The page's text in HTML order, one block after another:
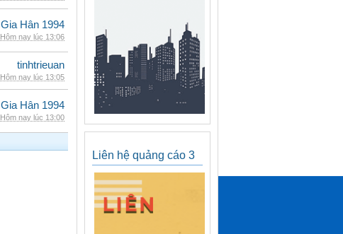
Gia Hân 1994
Hôm nay lúc 13:06
tinhtrieuan
Hôm nay lúc 13:05
Gia Hân 1994
Hôm nay lúc 13:00
Liên hệ quảng cáo 3